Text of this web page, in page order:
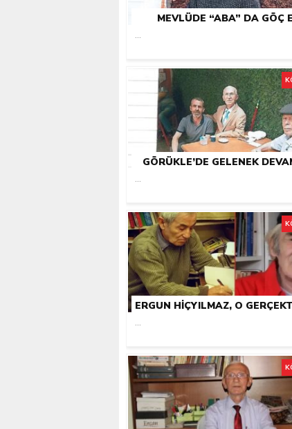
Giresunlu sürücü
MEVLÜDE “ABA” DA GÖÇ
...
GÖRÜKLE’DE GELENEK
...
...